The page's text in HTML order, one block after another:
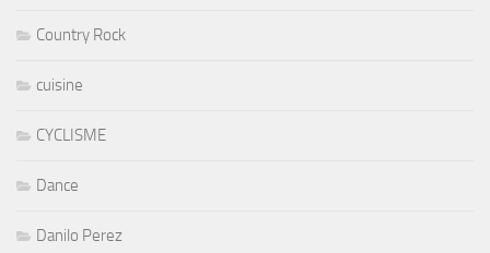
Country Rock
cuisine
CYCLISME
Dance
Danilo Perez